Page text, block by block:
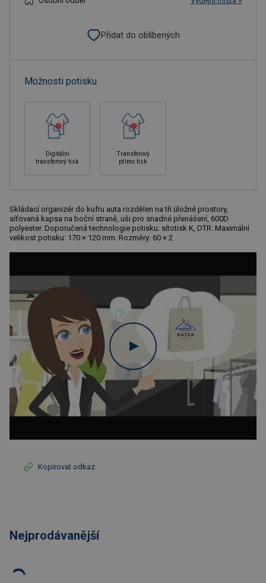
Přidat do oblíbených
Možnosti potisku
Digitální
transferový tisk
Transferový
přímo tisk
Skládací organizér do kufru auta rozdělen na tři úložné prostory,
síťovaná kapsa na boční straně, uši pro snadné přenášení, 600D
polyester. Doporučená technologie potisku: sítotisk K, DTR. Maximální
velikost potisku: 170 × 120 mm. Rozměry: 60 × 2
Kopírovat odkaz
Nejprodávanější